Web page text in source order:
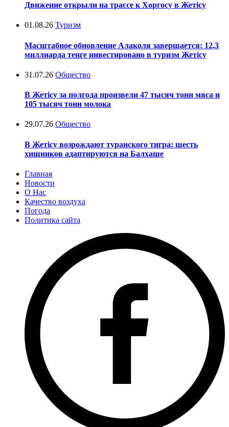
Движение открыли на трассе к Хоргосу в Жетісу
01.08.26 Туризм
Масштабное обновление Алаколя завершается: 12,3
миллиарда тенге инвестировано в туризм Жетісу
31.07.26 Общество
В Жетісу за полгода произвели 47 тысяч тонн мяса и
105 тысяч тонн молока
29.07.26 Общество
В Жетісу возрождают туранского тигра: шесть
хищников адаптируются на Балхаше
Главная
Новости
О Нас
Качество воздуха
Погода
Политика сайта